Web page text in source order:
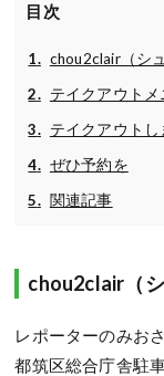
目次
chou2clair（シ
テイクアウトメ
テイクアウトし
ぜひ予約を
関連記事
chou2clair（
レポーターのみお
都筑区総合庁舎駐